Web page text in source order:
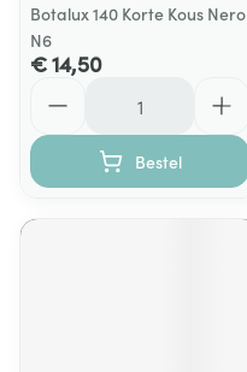
Botalux 140 Korte Kous Nero
N6
€ 14,50
Bestel